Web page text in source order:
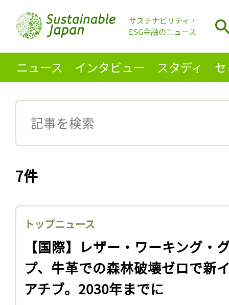
サステナビリティ・
ESG金融のニュース
ニュース インタビュー スタディ
7件
トップニュース
【国際】レザー・ワーキング・
プ、牛革での森林破壊ゼロで新
アチブ。2030年までに